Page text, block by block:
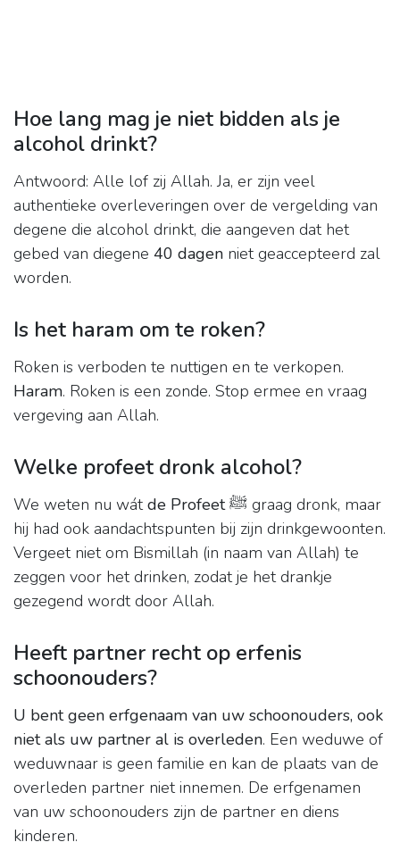
Hoe lang mag je niet bidden als je
alcohol drinkt?
Antwoord: Alle lof zij Allah. Ja, er zijn veel
authentieke overleveringen over de vergelding van
degene die alcohol drinkt, die aangeven dat het
gebed van diegene 40 dagen niet geaccepteerd zal
worden.
Is het haram om te roken?
Roken is verboden te nuttigen en te verkopen.
Haram. Roken is een zonde. Stop ermee en vraag
vergeving aan Allah.
Welke profeet dronk alcohol?
We weten nu wát de Profeet ﷺ graag dronk, maar
hij had ook aandachtspunten bij zijn drinkgewoonten.
Vergeet niet om Bismillah (in naam van Allah) te
zeggen voor het drinken, zodat je het drankje
gezegend wordt door Allah.
Heeft partner recht op erfenis
schoonouders?
U bent geen erfgenaam van uw schoonouders, ook
niet als uw partner al is overleden. Een weduwe of
weduwnaar is geen familie en kan de plaats van de
overleden partner niet innemen. De erfgenamen
van uw schoonouders zijn de partner en diens
kinderen.